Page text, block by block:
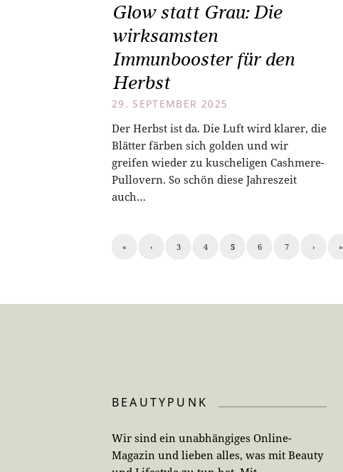
Glow statt Grau: Die
wirksamsten
Immunbooster für den
Herbst
29. SEPTEMBER 2025
Der Herbst ist da. Die Luft wird klarer, die
Blätter färben sich golden und wir
greifen wieder zu kuscheligen Cashmere-
Pullovern. So schön diese Jahreszeit
auch…
« ‹ 3 4 5 6 7 › »
BEAUTYPUNK
Wir sind ein unabhängiges Online-
Magazin und lieben alles, was mit Beauty